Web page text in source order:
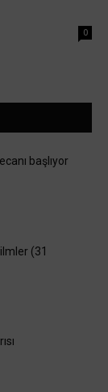
0
başlıyor
(31